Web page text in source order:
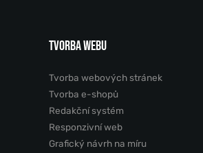
TVORBA WEBU
Tvorba webových stránek
Tvorba e-shopů
Redakční systém
Responzivní web
Grafický návrh na míru